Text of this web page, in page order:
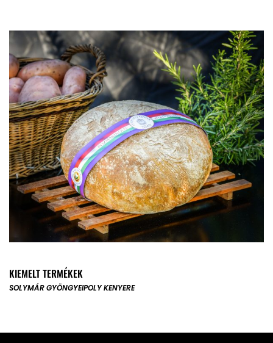
KIEMELT TERMÉKEK
SOLYMÁR GYÖNGYEIPOLY KENYERE